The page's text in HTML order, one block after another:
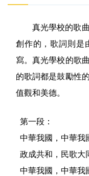
真光學校的歌
創作的，歌詞則是
寫。真光學校的歌
的歌詞都是鼓勵性
值觀和美德。
第一段：
中華我國，中華我
政成共和，民歌大
中華我國，中華我